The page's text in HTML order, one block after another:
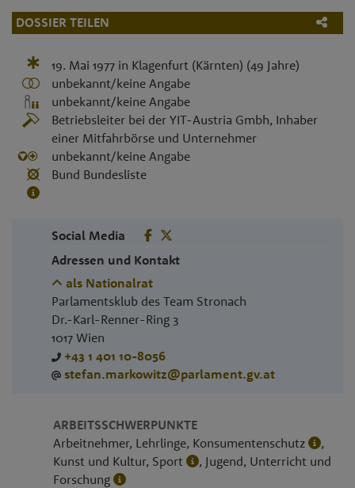
DOSSIER TEILEN
19. Mai 1977in Klagenfurt (Kärnten) (49 Jahre)
unbekannt/keine Angabe
unbekannt/keine Angabe
Betriebsleiter bei der YIT-Austria Gmbh, Inhaber
einer Mitfahrbörse und Unternehmer
unbekannt/keine Angabe
Bund Bundesliste
Social Media
Adressen und Kontakt
als Nationalrat
Parlamentsklub des Team Stronach
Dr.-Karl-Renner-Ring 3
1017 Wien
+43 1 401 10-8056
stefan.markowitz@parlament.gv.at
ARBEITSSCHWERPUNKTE
Arbeitnehmer, Lehrlinge, Konsumentenschutz
,
Kunst und Kultur, Sport
, Jugend, Unterricht und
Forschung